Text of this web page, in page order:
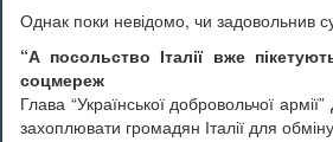
Однак поки невідомо, чи задовольнив
“А посольство Італії вже
соцмереж
Глава “Української добровольчої
захоплювати громадян Італії для